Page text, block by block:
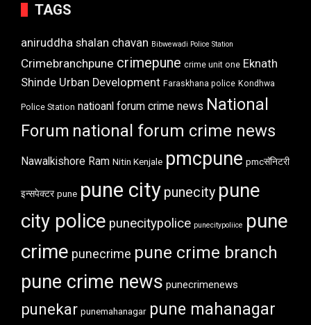
TAGS
aniruddha shalan chavan Bibwewadi Police Station
Crimebranchpune crimepune crime unit one Eknath
Shinde Urban Development Faraskhana police Kondhwa
Police Station natioanl forum crime news National
Forum national forum crime news
Nawalkishore Ram Nitin Kenjale pmcpune pmcसॅनिटरी
इन्सपेक्टर pune pune city punecity pune
city police punecitypolice punecitypoliice pune
crime punecrime pune crime branch
pune crime news punecrimenews
punekar punemahanagar pune mahanagar